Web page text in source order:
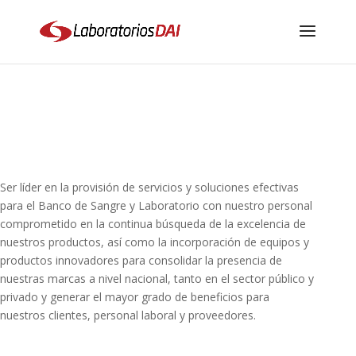
Ser líder en la provisión de servicios y soluciones efectivas
para el Banco de Sangre y Laboratorio con nuestro personal
comprometido en la continua búsqueda de la excelencia de
nuestros productos, así como la incorporación de equipos y
productos innovadores para consolidar la presencia de
nuestras marcas a nivel nacional, tanto en el sector público y
privado y generar el mayor grado de beneficios para
nuestros clientes, personal laboral y proveedores.